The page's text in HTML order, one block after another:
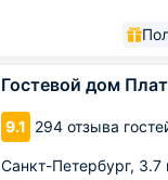
Гостевой дом
9.1 294 отзыва
Санкт-Петербург, 3.7